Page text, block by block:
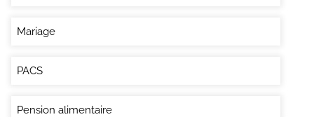
Mariage
PACS
Pension alimentaire